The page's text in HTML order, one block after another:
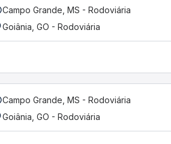
Campo Grande, MS - Rodoviária
Goiânia, GO - Rodoviária
Campo Grande, MS - Rodoviária
Goiânia, GO - Rodoviária